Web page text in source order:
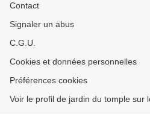
Contact
Signaler un abus
C.G.U.
Cookies et données personnelles
Préférences cookies
Voir le profil de jardin du tomple sur